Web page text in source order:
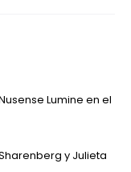
Lumine en el
y Julieta